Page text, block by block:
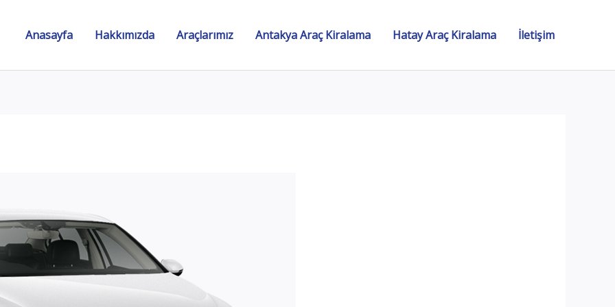
Anasayfa Hakkımızda Araçlarımız Antakya Araç Kiralama Hatay Araç Kiralama İletişim